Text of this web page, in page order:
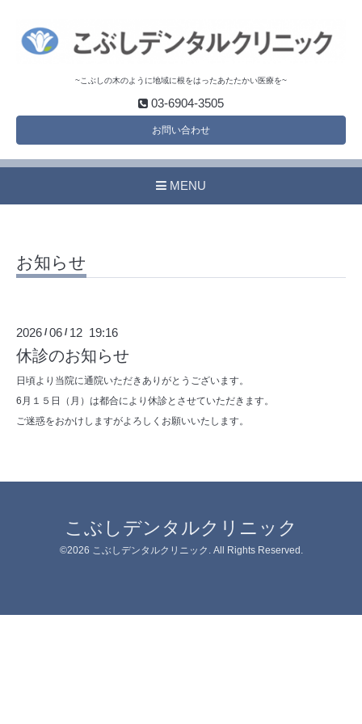
~こぶしの木のように地域に根をはったあたたかい医療を~
03-6904-3505
お問い合わせ
MENU
お知らせ
2026 /06 / 12 19:16
休診のお知らせ
日頃より当院に通院いただきありがとうございます。
6月１５日（月）は都合により休診とさせていただきます。
ご迷惑をおかけしますがよろしくお願いいたします。
こぶしデンタルクリニック
©2026 こぶしデンタルクリニック . All Rights Reserved.